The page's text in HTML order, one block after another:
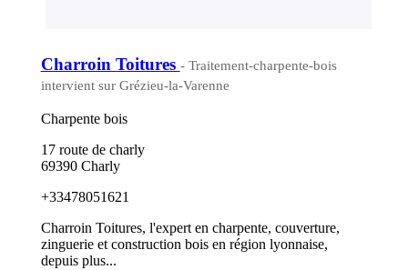
Charroin Toitures - Traitement-charpente-bois
intervient sur Grézieu-la-Varenne
Charpente bois
17 route de charly
69390 Charly
+33478051621
Charroin Toitures, l'expert en charpente, couverture,
zinguerie et construction bois en région lyonnaise,
depuis plus...